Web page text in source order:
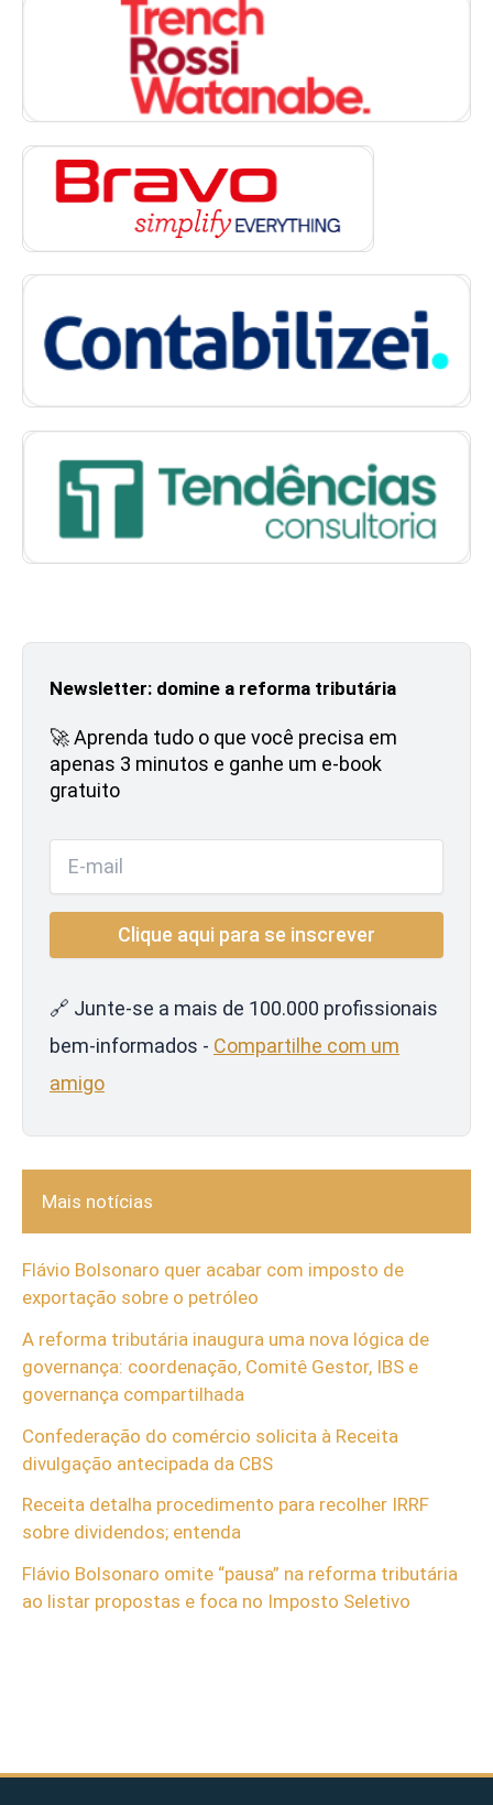
Newsletter: domine a reforma tributária
🚀 Aprenda tudo o que você precisa em
apenas 3 minutos e ganhe um e-book
gratuito
🔗 Junte-se a mais de 100.000 profissionais
bem-informados - Compartilhe com um
amigo
Mais notícias
Flávio Bolsonaro quer acabar com imposto de
exportação sobre o petróleo
A reforma tributária inaugura uma nova lógica de
governança: coordenação, Comitê Gestor, IBS e
governança compartilhada
Confederação do comércio solicita à Receita
divulgação antecipada da CBS
Receita detalha procedimento para recolher IRRF
sobre dividendos; entenda
Flávio Bolsonaro omite “pausa” na reforma tributária
ao listar propostas e foca no Imposto Seletivo